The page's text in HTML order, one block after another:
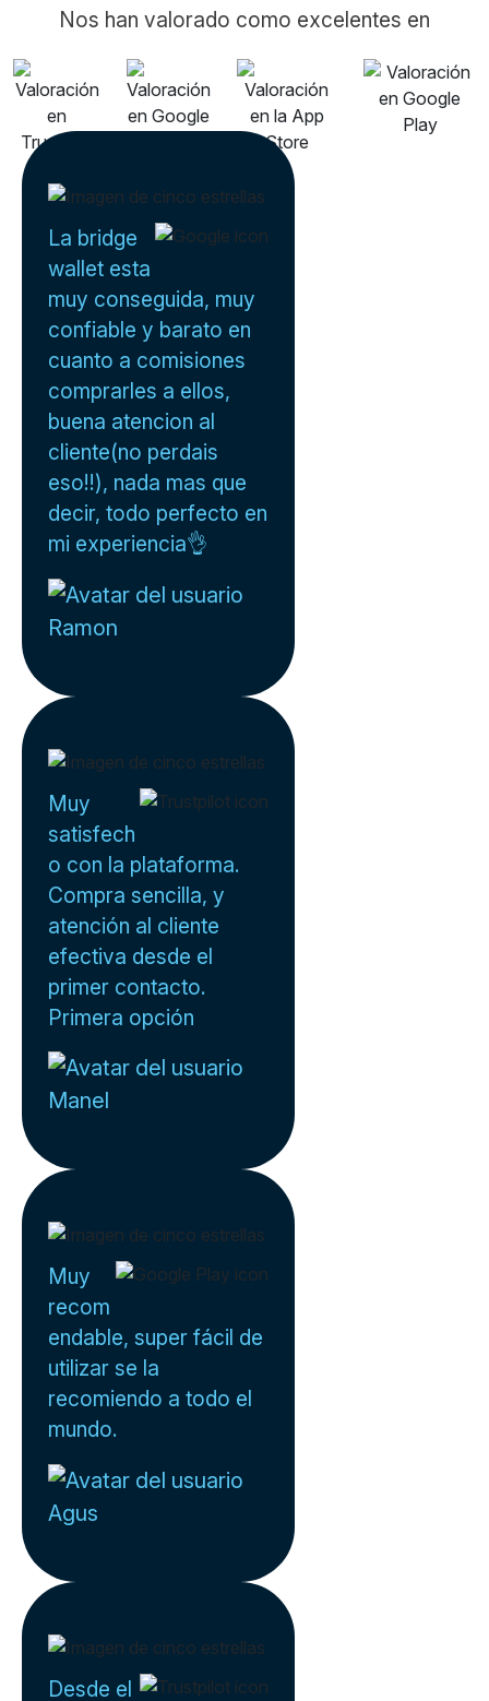
Nos han valorado como excelentes en
La bridge
wallet esta
muy conseguida, muy
confiable y barato en
cuanto a comisiones
comprarles a ellos,
buena atencion al
cliente(no perdais
eso!!), nada mas que
decir, todo perfecto en
mi experiencia👌
Ramon
Muy
satisfech
o con la plataforma.
Compra sencilla, y
atención al cliente
efectiva desde el
primer contacto.
Primera opción
Manel
Muy
recom
endable, super fácil de
utilizar se la
recomiendo a todo el
mundo.
Agus
Desde el